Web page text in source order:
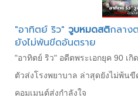
"อาทิตย์ ริว" วูบหมดสติกลาง
ยังไม่พ้นขีดอันตราย
"อาทิตย์ ริว" อดีตพระเอกยุค 90 เ
ตัวส่งโรงพยาบาล ล่าสุดยังไม่พ้น
คอมเมนต์ส่งกำลังใจ